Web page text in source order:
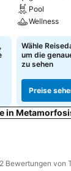
Pool
Wellness
Wähle
um die
zu sehen
Preise
in
Bewertungen von